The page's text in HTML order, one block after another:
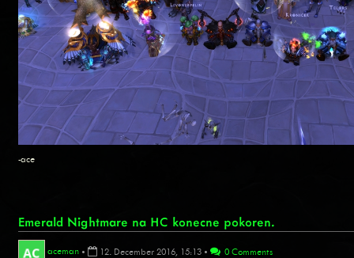
-ace
Emerald Nightmare na HC konecne pokoren.
aceman • 12. December 2016, 15:13 • 0 Comments